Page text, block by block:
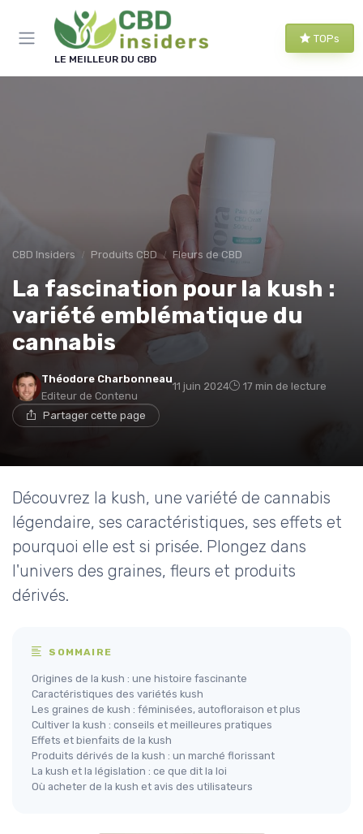
LE MEILLEUR DU CBD
TOPs
CBD Insiders Produits CBD Fleurs de CBD
La fascination pour la kush :
variété emblématique du
cannabis
Théodore Charbonneau
Editeur de Contenu
11 juin 2024 17 min de lecture
Partager cette page
Découvrez la kush, une variété de cannabis
légendaire, ses caractéristiques, ses effets et
pourquoi elle est si prisée. Plongez dans
l'univers des graines, fleurs et produits
dérivés.
SOMMAIRE
Origines de la kush : une histoire fascinante
Caractéristiques des variétés kush
Les graines de kush : féminisées, autofloraison et plus
Cultiver la kush : conseils et meilleures pratiques
Effets et bienfaits de la kush
Produits dérivés de la kush : un marché florissant
La kush et la législation : ce que dit la loi
Où acheter de la kush et avis des utilisateurs
Panneau de gestion des cookies